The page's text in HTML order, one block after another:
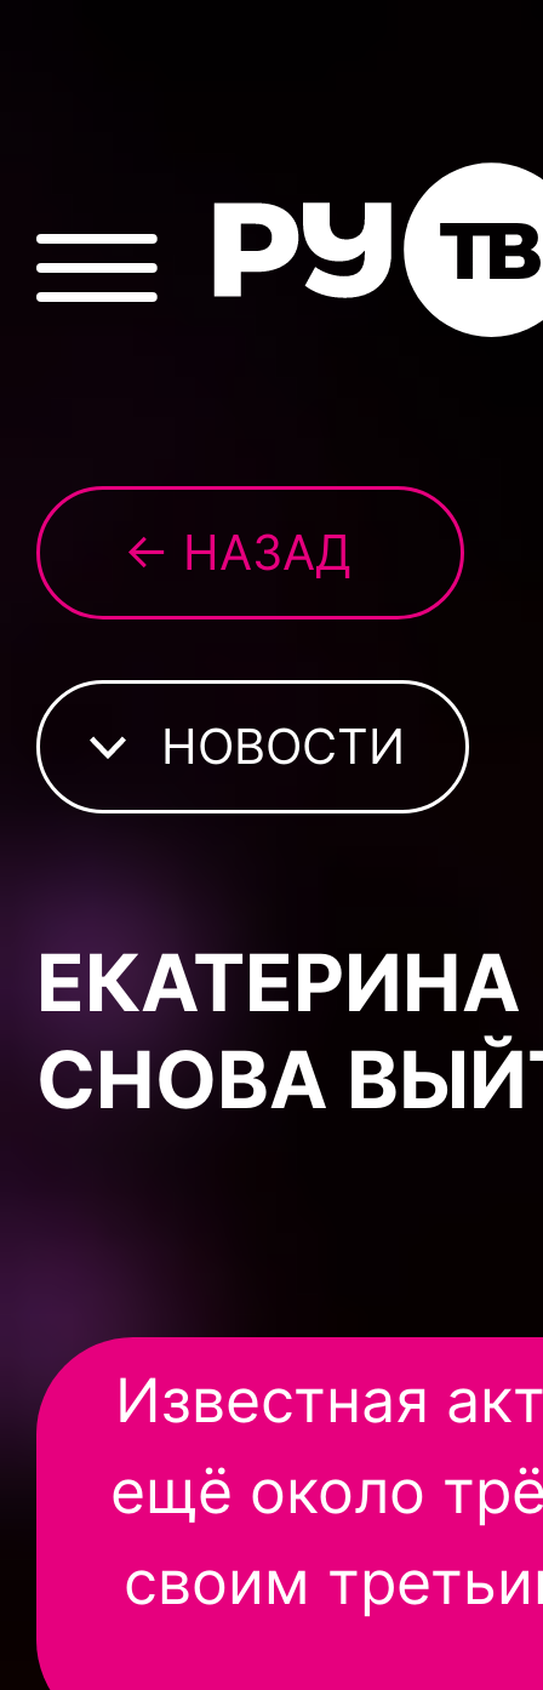
← НАЗАД
НОВОСТИ
СНОВА
Известная
ещё около
своим